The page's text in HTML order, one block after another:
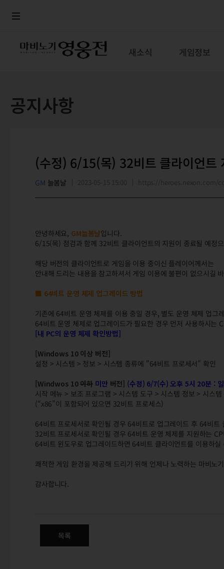
새소식 게임정보
공지사항
(수정) 6/15(목) 32비트 클라이언트
GM 늘봄날
안녕하세요, GM늘봄날입니다.
6/15(목) 점검과 함께 32비트 클라이언트의 지원이 종료될 예정
해당 버전의 클라이언트로 게임을 이용 중이신 플레이어께서는
안내해 드리는 내용을 참고하셔서 게임 이용에 불편이 없으시길
■ 64비트 운영 체제 업그레이드 방법
기존에 64비트 운영 체제를 이용 중일 경우, 별도 운영 체제 업그
64비트 운영 체제로 업그레이드가 필요한 경우 먼저 사용하시는
[내 PC의 운영 체제 확인방법]
[Windows 10 이상 버전]
설정 > 시스템 > 정보 > 시스템 종류에 "64비트 프로세서" 확인
[Windwos 10이하 미만 버전] (수정) 6/7(수) 오후 5시 20분 :
시작 메뉴 > 보조 프로그램 > 시스템 도구 > 시스템 정보 > 시스
(“x86”이 포함되어 있으면 32비트 프로세스)
64비트 프로세서로 확인될 경우 64비트로 업그레이드 후 64비
32비트 프로세서로 확인될 경우 64비트 운영 체제를 지원하는
64비트 윈도우로 업그레이드하면 64비트 클라이언트를 이용하실
쾌적한 게임 환경을 제공해 드리기 위해 언제나 노력하는 마비노
감사합니다.
목록